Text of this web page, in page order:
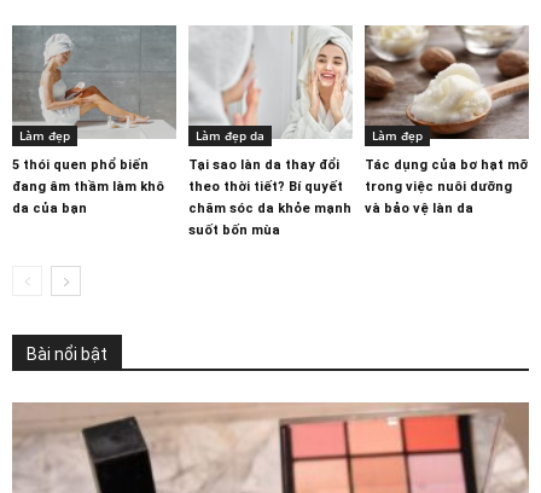
Làm đẹp
5 thói quen phổ biến
đang âm thầm làm khô
da của bạn
Làm đẹp da
Tại sao làn da thay đổi
theo thời tiết? Bí quyết
chăm sóc da khỏe mạnh
suốt bốn mùa
Làm đẹp
Tác dụng của bơ hạt mỡ
trong việc nuôi dưỡng
và bảo vệ làn da
Bài nổi bật